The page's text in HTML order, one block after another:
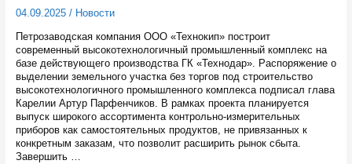
04.09.2025/ Новости
Петрозаводская компания ООО «Технокип» построит
современный высокотехнологичный промышленный комплекс на
базе действующего производства ГК «Технодар». Распоряжение о
выделении земельного участка без торгов под строительство
высокотехнологичного промышленного комплекса подписал глава
Карелии Артур Парфенчиков. В рамках проекта планируется
выпуск широкого ассортимента контрольно-измерительных
приборов как самостоятельных продуктов, не привязанных к
конкретным заказам, что позволит расширить рынок сбыта.
Завершить …